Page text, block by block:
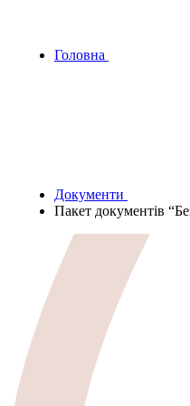
Головна
Документи
Пакет документів